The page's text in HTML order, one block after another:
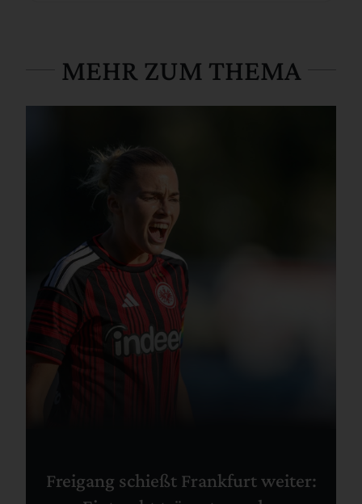
MEHR ZUM THEMA
Freigang schießt Frankfurt weiter: